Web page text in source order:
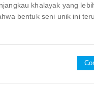
khalayak yang
bentuk seni unik ini